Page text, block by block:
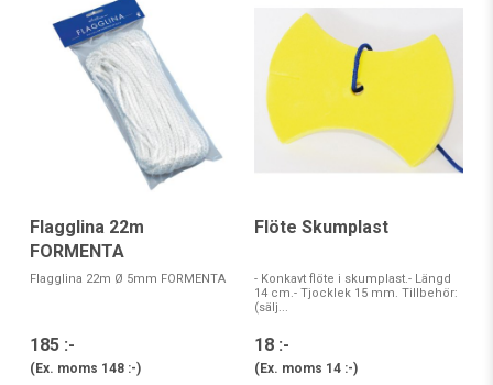
Flagglina 22m
FORMENTA
Flagglina 22m Ø 5mm FORMENTA
185 :-
(Ex. moms 148 :-)
Flöte Skumplast
- Konkavt flöte i skumplast.- Längd
14 cm.- Tjocklek 15 mm. Tillbehör:
(sälj...
18 :-
(Ex. moms 14 :-)